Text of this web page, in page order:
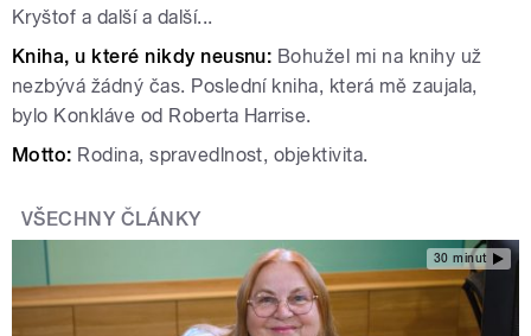
Kryštof a další a další...
Kniha, u které nikdy neusnu: Bohužel mi na knihy už
nezbývá žádný čas. Poslední kniha, která mě zaujala,
bylo Konkláve od Roberta Harrise.
Motto: Rodina, spravedlnost, objektivita.
VŠECHNY ČLÁNKY
30 minut